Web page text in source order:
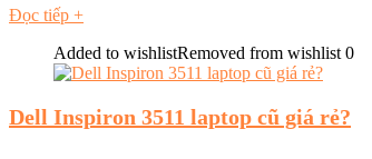
Đọc tiếp +
Added to wishlistRemoved from wishlist 0
Dell Inspiron 3511 laptop cũ giá rẻ?